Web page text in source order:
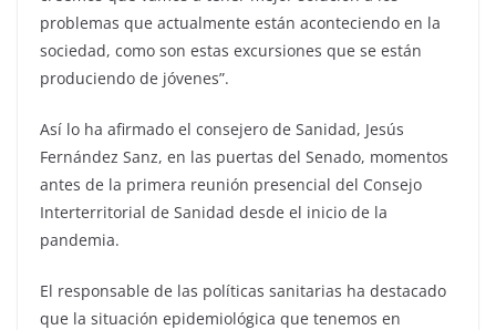
problemas que actualmente están aconteciendo en la
sociedad, como son estas excursiones que se están
produciendo de jóvenes”.
Así lo ha afirmado el consejero de Sanidad, Jesús
Fernández Sanz, en las puertas del Senado, momentos
antes de la primera reunión presencial del Consejo
Interterritorial de Sanidad desde el inicio de la
pandemia.
El responsable de las políticas sanitarias ha destacado
que la situación epidemiológica que tenemos en